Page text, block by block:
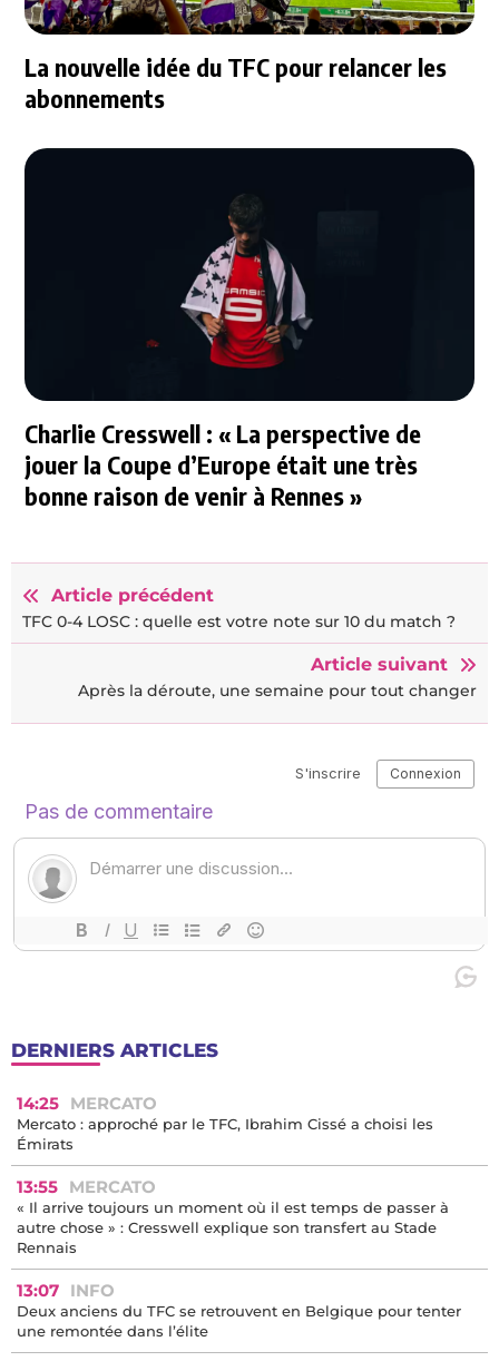
La nouvelle idée du TFC pour relancer les
abonnements
Charlie Cresswell : « La perspective de
jouer la Coupe d’Europe était une très
bonne raison de venir à Rennes »
Article précédent
TFC 0-4 LOSC : quelle est votre note sur 10 du match ?
Article suivant
Après la déroute, une semaine pour tout changer
DERNIERS ARTICLES
14:25 MERCATO
Mercato : approché par le TFC, Ibrahim Cissé a choisi les
Émirats
13:55 MERCATO
« Il arrive toujours un moment où il est temps de passer à
autre chose » : Cresswell explique son transfert au Stade
Rennais
13:07 INFO
Deux anciens du TFC se retrouvent en Belgique pour tenter
une remontée dans l’élite